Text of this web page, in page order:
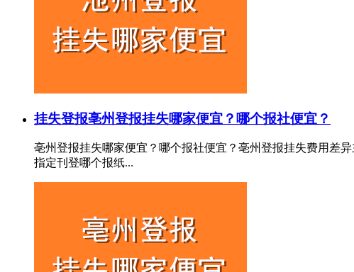
挂失登报亳州登报挂失哪家便宜？哪个报社便宜？
亳州登报挂失哪家便宜？哪个报社便宜？亳州登报挂失费用差
指定刊登哪个报纸...